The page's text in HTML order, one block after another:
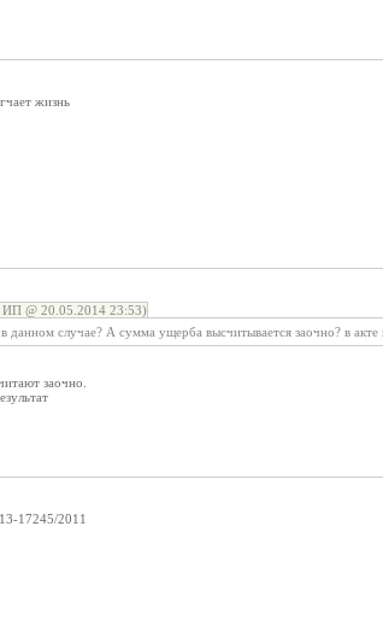
жизнь
ИП @ 20.05.2014 23:53)
данном случае? А сумма ущерба высчитывается заочно? в
заочно.
17245/2011